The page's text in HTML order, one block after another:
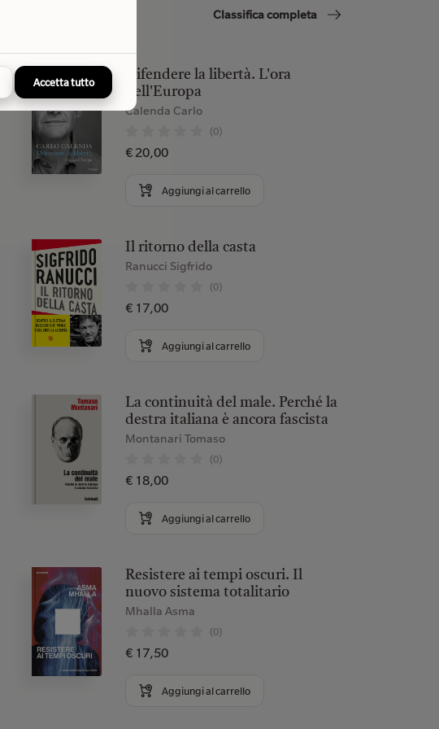
Classifica completa
Difendere la libertà. L'ora
dell'Europa
Calenda Carlo
(0)
€ 20,00
Aggiungi al carrello
Il ritorno della casta
Ranucci Sigfrido
(0)
€ 17,00
Aggiungi al carrello
La continuità del male. Perché la
destra italiana è ancora fascista
Montanari Tomaso
(0)
€ 18,00
Aggiungi al carrello
Resistere ai tempi oscuri. Il
nuovo sistema totalitario
Mhalla Asma
(0)
€ 17,50
Aggiungi al carrello
Accetta tutto